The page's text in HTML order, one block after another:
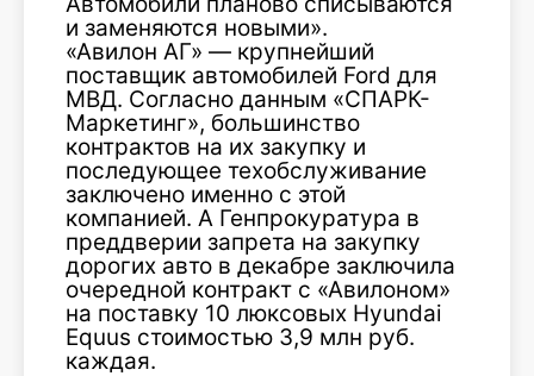
и заменяются новыми».
«Авилон АГ» — крупнейший
поставщик автомобилей Ford для
МВД. Согласно данным «СПАРК-
Маркетинг», большинство
контрактов на их закупку и
последующее техобслуживание
заключено именно с этой
компанией. А Генпрокуратура в
преддверии запрета на закупку
дорогих авто в декабре заключила
очередной контракт с «Авилоном»
на поставку 10 люксовых Hyundai
Equus стоимостью 3,9 млн руб.
каждая.